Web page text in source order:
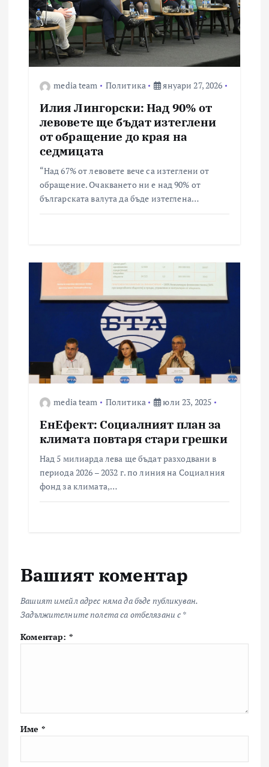
media team Политика януари 27, 2026
Илия Лингорски: Над 90% от
левовете ще бъдат изтеглени
от обращение до края на
седмицата
“Над 67% от левовете вече са изтеглени от
обращение. Очакването ни е над 90% от
българската валута да бъде изтеглена…
media team Политика юли 23, 2025
ЕнЕфект: Социалният план за
климата повтаря стари грешки
Над 5 милиарда лева ще бъдат разходвани в
периода 2026 – 2032 г. по линия на Социалния
фонд за климата,…
Вашият коментар
Вашият имейл адрес няма да бъде публикуван.
Задължителните полета са отбелязани с *
Коментар: *
Име *